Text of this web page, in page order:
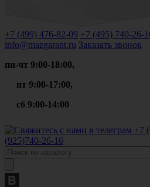
+7 (499) 476-82-09 +7 (495) 740-26-
info@mazgarant.ru Заказать звонок
пн-чт 9:00-18:00,
пт 9:00-17:00,
сб 9:00-14:00
+7
(925)740-26-16